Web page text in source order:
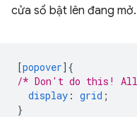
cửa sổ bật lên đang mở.
[popover] {
/* Don't do this!
display : grid ;
}